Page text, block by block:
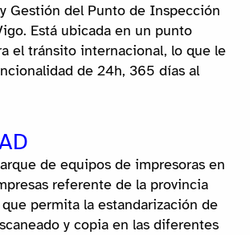
Gestión del Punto de Inspección
Está ubicada en un punto
el tránsito internacional, lo que le
de 24h, 365 días al
de equipos de impresoras en
referente de la provincia
permita la estandarización de
y copia en las diferentes